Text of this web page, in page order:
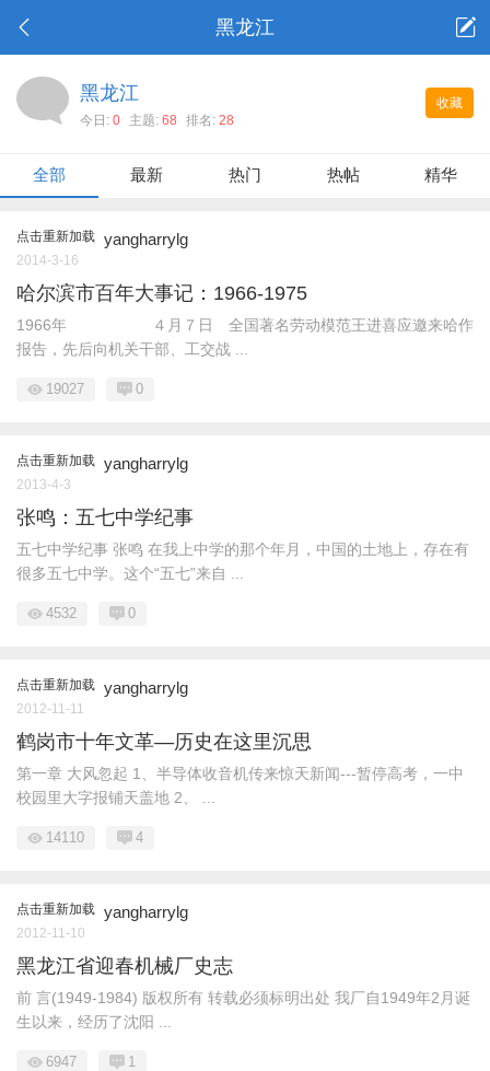
黑龙江
收藏
黑龙江
今日: 0 主题: 68 排名: 28
全部 最新 热门 热帖 精华
点击重新加载 yangharrylg
2014-3-16
哈尔滨市百年大事记：1966-1975
1966年 ４月７日 全国著名劳动模范王进喜应邀来哈作
报告，先后向机关干部、工交战 ...
19027 0
点击重新加载 yangharrylg
2013-4-3
张鸣：五七中学纪事
五七中学纪事 张鸣 在我上中学的那个年月，中国的土地上，存在有
很多五七中学。这个“五七”来自 ...
4532 0
点击重新加载 yangharrylg
2012-11-11
鹤岗市十年文革—历史在这里沉思
第一章 大风忽起 1、半导体收音机传来惊天新闻---暂停高考，一中
校园里大字报铺天盖地 2、 ...
14110 4
点击重新加载 yangharrylg
2012-11-10
黑龙江省迎春机械厂史志
前 言(1949-1984) 版权所有 转载必须标明出处 我厂自1949年2月诞
生以来，经历了沈阳 ...
6947 1